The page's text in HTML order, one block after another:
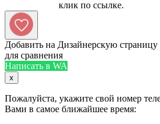
Добавить на Дизайнерскую страницу
для сравнения
Написать в WA
x
Пожалуйста, укажите свой номер
Вами в самое ближайшее время: